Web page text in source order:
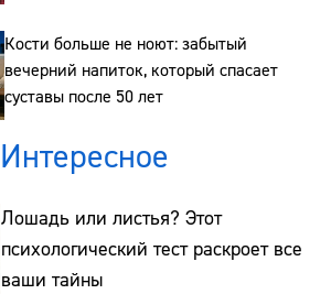
Кости больше не ноют: забытый
вечерний напиток, который спасает
суставы после 50 лет
Интересное
Лошадь или листья? Этот
психологический тест раскроет все
ваши тайны